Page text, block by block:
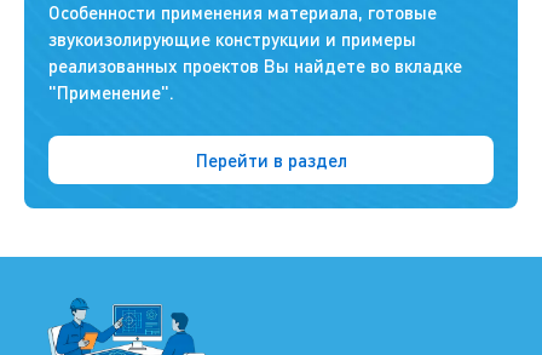
Особенности применения материала, готовые
звукоизолирующие конструкции и примеры
реализованных проектов Вы найдете во вкладке
"Применение".
Перейти в раздел